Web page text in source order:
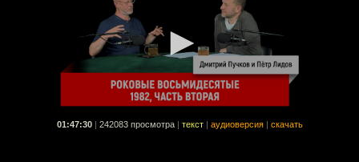
01:47:30 242083 просмотра текст аудиоверсия скачать